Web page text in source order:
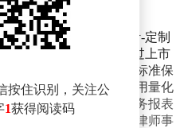
框架，构建了"顶层设计-定制
在项目启动阶段，通过上市
，确保方案与监管审核标准保
融合财税合规要求，采用量化
保障激励力度又优化财务报表
程陪跑，与保荐机构、律师事
按住识别，关注公
1获得阅读码